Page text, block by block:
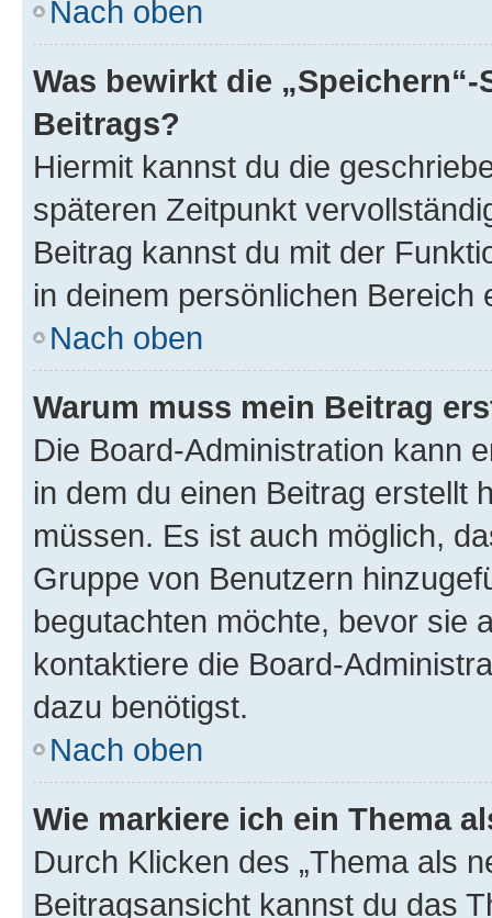
Nach oben
Was bewirkt die
Beitrags?
Hiermit kannst du die
späteren Zeitpunkt
Beitrag kannst du mit der
in deinem persönlichen Bereich
Nach oben
Warum muss mein Beitrag
Die Board-Administration kann
in dem du einen Beitrag erstellt
müssen. Es ist auch möglich,
Gruppe von Benutzern
begutachten möchte, bevor sie
kontaktiere die Board-
dazu benötigst.
Nach oben
Wie markiere ich ein Thema
Durch Klicken des „Thema als
Beitragsansicht kannst du das